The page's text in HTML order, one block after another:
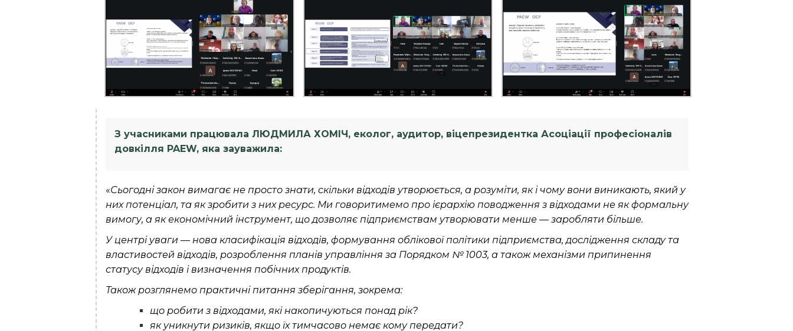
З учасниками працювала ЛЮДМИЛА ХОМІЧ, еколог, аудитор, віцепрезидентка Асоціації професіоналів
довкілля PAEW, яка зауважила:
«Сьогодні закон вимагає не просто знати, скільки відходів утворюється, а розуміти, як і чому вони виникають, який у
них потенціал, та як зробити з них ресурс. Ми говоритимемо про ієрархію поводження з відходами не як формальну
вимогу, а як економічний інструмент, що дозволяє підприємствам утворювати менше — заробляти більше.
У центрі уваги — нова класифікація відходів, формування облікової політики підприємства, дослідження складу та
властивостей відходів, розроблення планів управління за Порядком № 1003, а також механізми припинення
статусу відходів і визначення побічних продуктів.
Також розглянемо практичні питання зберігання, зокрема:
що робити з відходами, які накопичуються понад рік?
як уникнути ризиків, якщо їх тимчасово немає кому передати?